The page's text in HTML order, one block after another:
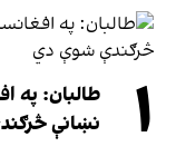
۱
طالبان: په
نښانې